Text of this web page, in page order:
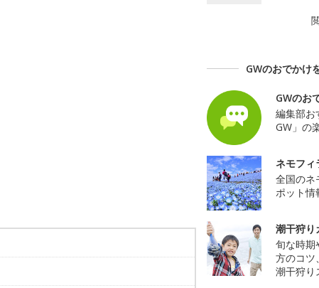
GWのおでかけ
GWのお
編集部お
GW」の
ネモフィ
全国のネ
ポット情
潮干狩り
旬な時期
方のコツ
潮干狩り